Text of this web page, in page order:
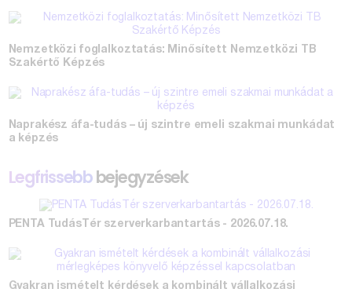
Nemzetközi foglalkoztatás: Minősített Nemzetközi TB
Szakértő Képzés
Naprakész áfa-tudás – új szintre emeli szakmai munkádat
a képzés
Legfrissebbbejegyzések
PENTA TudásTér szerverkarbantartás - 2026.07.18.
Gyakran ismételt kérdések a kombinált vállalkozási